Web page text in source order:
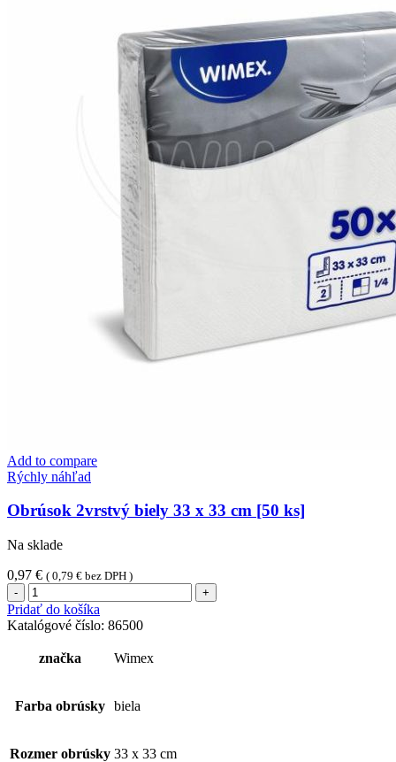
Add to compare
Rýchly náhľad
Obrúsok 2vrstvý biely 33 x 33 cm [50 ks]
Na sklade
0,97 € ( 0,79 € bez DPH )
množstvo
Obrúsok
2vrstvý
biely
33
cm
Pridať do košíka
Katalógové číslo: 86500
značka Wimex
Farba obrúsky biela
Rozmer obrúsky 33 x 33 cm